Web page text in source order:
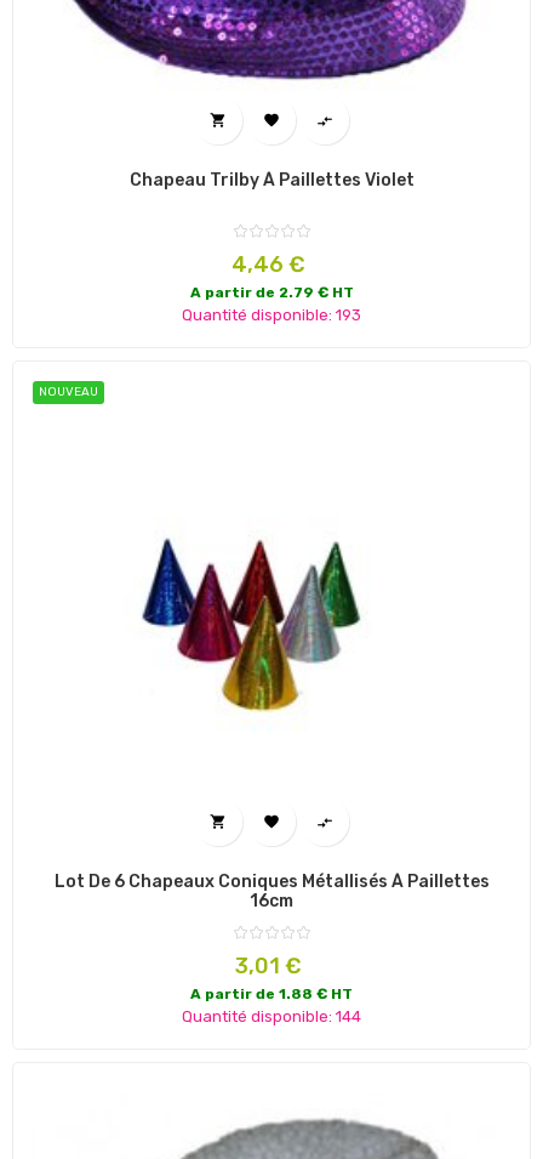
  
Chapeau Trilby À Paillettes Violet
Prix
4,46 €
A partir de 2.79 € HT
Quantité disponible: 193
NOUVEAU
  
Lot De 6 Chapeaux Coniques Métallisés À Paillettes
16cm
Prix
3,01 €
A partir de 1.88 € HT
Quantité disponible: 144